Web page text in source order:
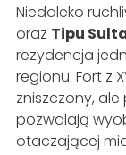
Niedaleko
oraz Tipu
rezydencja
regionu. Fort z
zniszczony,
pozwalają
otaczającej